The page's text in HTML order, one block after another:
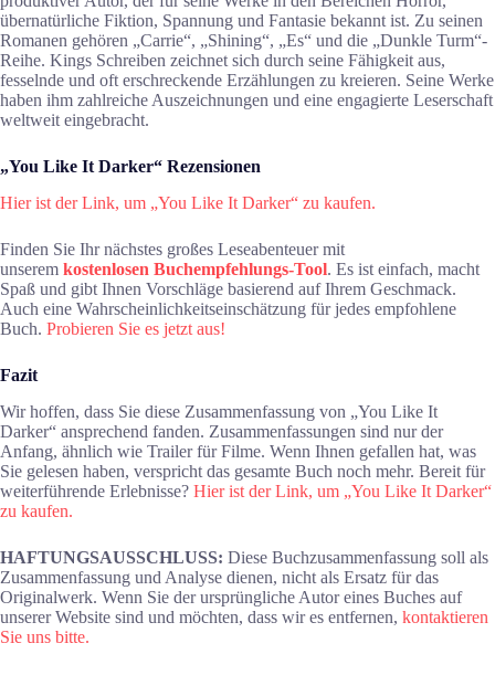
übernatürliche Fiktion, Spannung und Fantasie bekannt ist. Zu seinen
Romanen gehören „Carrie“, „Shining“, „Es“ und die „Dunkle Turm“-
Reihe. Kings Schreiben zeichnet sich durch seine Fähigkeit aus,
fesselnde und oft erschreckende Erzählungen zu kreieren. Seine Werke
haben ihm zahlreiche Auszeichnungen und eine engagierte Leserschaft
weltweit eingebracht.
„You Like It Darker“ Rezensionen
Hier ist der Link, um „You Like It Darker“ zu kaufen.
Finden Sie Ihr nächstes großes Leseabenteuer mit
unserem kostenlosen Buchempfehlungs-Tool. Es ist einfach, macht
Spaß und gibt Ihnen Vorschläge basierend auf Ihrem Geschmack.
Auch eine Wahrscheinlichkeitseinschätzung für jedes empfohlene
Buch. Probieren Sie es jetzt aus!
Fazit
Wir hoffen, dass Sie diese Zusammenfassung von „You Like It
Darker“ ansprechend fanden. Zusammenfassungen sind nur der
Anfang, ähnlich wie Trailer für Filme. Wenn Ihnen gefallen hat, was
Sie gelesen haben, verspricht das gesamte Buch noch mehr. Bereit für
weiterführende Erlebnisse? Hier ist der Link, um „You Like It Darker“
zu kaufen.
HAFTUNGSAUSSCHLUSS: Diese Buchzusammenfassung soll als
Zusammenfassung und Analyse dienen, nicht als Ersatz für das
Originalwerk. Wenn Sie der ursprüngliche Autor eines Buches auf
unserer Website sind und möchten, dass wir es entfernen, kontaktieren
Sie uns bitte.